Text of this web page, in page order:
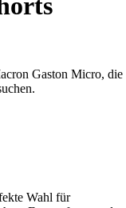
Gaston Micro, die
Wahl für